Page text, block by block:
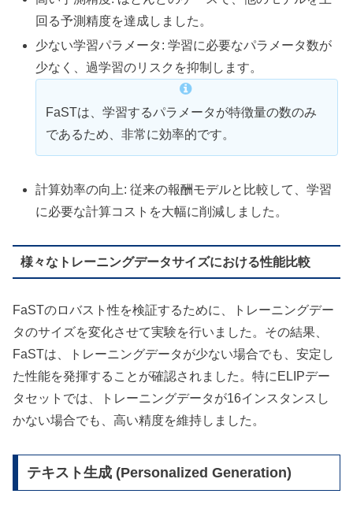
回る予測精度を達成しました。
少ない学習パラメータ: 学習に必要なパラメータ数が
少なく、過学習のリスクを抑制します。
FaSTは、学習するパラメータが特徴量の数のみ
であるため、非常に効率的です。
計算効率の向上: 従来の報酬モデルと比較して、学習
に必要な計算コストを大幅に削減しました。
様々なトレーニングデータサイズにおける性能比較
FaSTのロバスト性を検証するために、トレーニングデー
タのサイズを変化させて実験を行いました。その結果、
FaSTは、トレーニングデータが少ない場合でも、安定し
た性能を発揮することが確認されました。特にELIPデー
タセットでは、トレーニングデータが16インスタンスし
かない場合でも、高い精度を維持しました。
テキスト生成 (Personalized Generation)